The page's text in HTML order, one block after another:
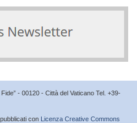
- 00120 - Città del Vaticano Tel. +39-
con Licenza Creative Commons